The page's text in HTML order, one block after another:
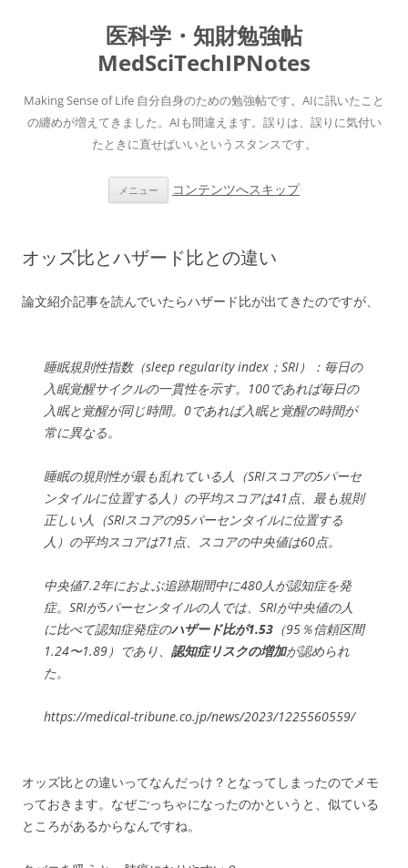
医科学・知財勉強帖
MedSciTechIPNotes
Making Sense of Life 自分自身のための勉強帖です。AIに訊いたこと
の纏めが増えてきました。AIも間違えます。誤りは、誤りに気付い
たときに直せばいいというスタンスです。
メニュー コンテンツへスキップ
オッズ比とハザード比との違い
論文紹介記事を読んでいたらハザード比が出てきたのですが、
睡眠規則性指数（sleep regularity index；SRI）：毎日の
入眠覚醒サイクルの一貫性を示す。100であれば毎日の
入眠と覚醒が同じ時間。0であれば入眠と覚醒の時間が
常に異なる。
睡眠の規則性が最も乱れている人（SRIスコアの5パーセ
ンタイルに位置する人）の平均スコアは41点、最も規則
正しい人（SRIスコアの95パーセンタイルに位置する
人）の平均スコアは71点、スコアの中央値は60点。
中央値7.2年におよぶ追跡期間中に480人が認知症を発
症。SRIが5パーセンタイルの人では、SRIが中央値の人
に比べて認知症発症のハザード比が1.53 （95％信頼区間
1.24〜1.89）であり、 認知症リスクの増加が認められ
た。
https://medical-tribune.co.jp/news/2023/1225560559/
オッズ比との違いってなんだっけ？となってしまったのでメモ
っておきます。なぜごっちゃになったのかというと、似ている
ところがあるからなんですね。